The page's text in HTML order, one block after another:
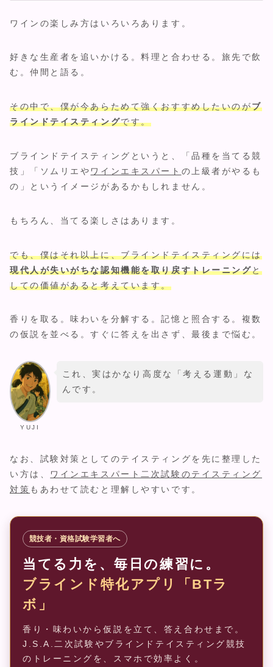
ワインの楽しみ方はいろいろあります。
好きな生産者を追いかける。料理と合わせる。旅先で飲
む。仲間と語る。
その中で、僕が今あらためて強くおすすめしたいのがブ
ラインドテイスティングです。
ブラインドテイスティングというと、「品種を当てる競
技」「ソムリエや ワインエキスパート の上級者がやるも
の」というイメージがあるかもしれません。
もちろん、当てる楽しさはあります。
でも、僕はそれ以上に、ブラインドテイスティングには
現代人が失いがちな認知機能を取り戻すトレーニングと
しての価値があると考えています。
香りを取る。味わいを分解する。記憶と照合する。複数
の仮説を並べる。すぐに答えを出さず、最後まで悩む。
YUJI
これ、実はかなり高度な「考える運動」な
んです。
なお、試験対策としてのテイスティングを先に整理した
い方は、
ワインエキスパート二次試験のテイスティング
対策 もあわせて読むと理解しやすいです。
競技者・資格試験学習者へ
当てる力を、毎日の練習に。
ブラインド特化アプリ「BTラ
ボ」
香り・味わいから仮説を立て、答え合わせまで。
J.S.A.二次試験やブラインドテイスティング競技
のトレーニングを、スマホで効率よく。